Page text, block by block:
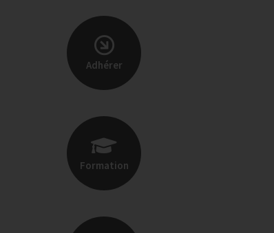
Adhérer
Formation